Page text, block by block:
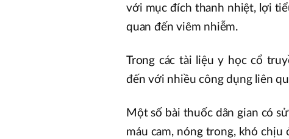
với mục đích thanh nhiệt, lợi
quan đến viêm nhiễm.
Trong các tài liệu y học cổ
đến với nhiều công dụng liên
Một số bài thuốc dân gian có
máu cam, nóng trong, khó chịu